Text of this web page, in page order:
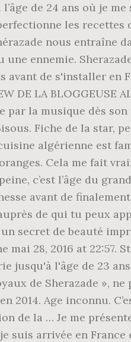
de 24 ans où je
les recettes
nous entraîne
ennemie.
avant de s'installer
DE LA BLOGGEUSE
la musique dès son
Fiche de la star,
algérienne est
Cela me fait
c’est l’âge du
avant de
de qui tu peux
secret de beauté
28, 2016 at 22:57.
jusqu'à l'âge de 23
de Sherazade »,
Age inconnu.
de la … Je me
suis arrivée en